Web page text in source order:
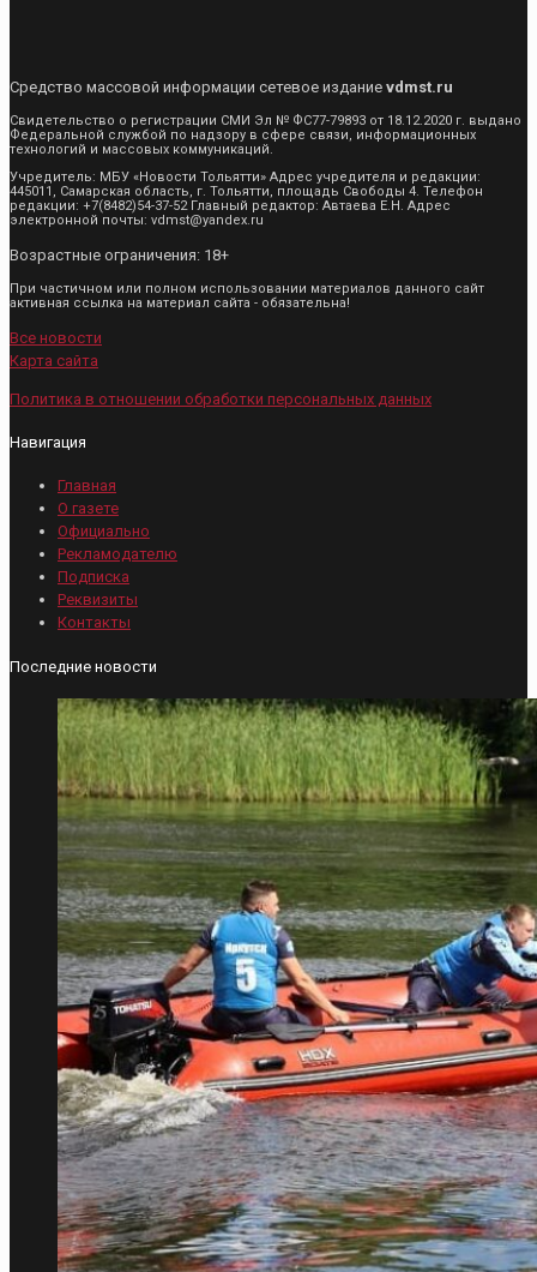
Средство массовой информации сетевое издание vdmst.ru
Свидетельство о регистрации СМИ Эл № ФС77-79893 от 18.12.2020 г. выдано
Федеральной службой по надзору в сфере связи, информационных
технологий и массовых коммуникаций.
Учредитель: МБУ «Новости Тольятти» Адрес учредителя и редакции:
445011, Самарская область, г. Тольятти, площадь Свободы 4. Телефон
редакции: +7(8482)54-37-52 Главный редактор: Автаева Е.Н. Адрес
электронной почты: vdmst@yandex.ru
Возрастные ограничения: 18+
При частичном или полном использовании материалов данного сайт
активная ссылка на материал сайта - обязательна!
Все новости
Карта сайта
Политика в отношении обработки персональных данных
Навигация
Главная
О газете
Официально
Рекламодателю
Подписка
Реквизиты
Контакты
Последние новости